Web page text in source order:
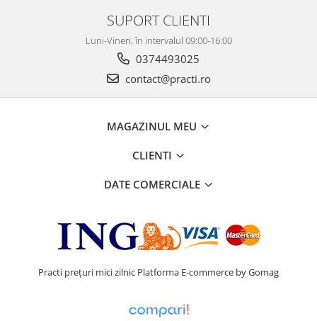
SUPORT CLIENTI
Luni-Vineri, în intervalul 09:00-16:00
0374493025
contact@practi.ro
MAGAZINUL MEU
CLIENTI
DATE COMERCIALE
Practi prețuri mici zilnic Platforma E-commerce by Gomag